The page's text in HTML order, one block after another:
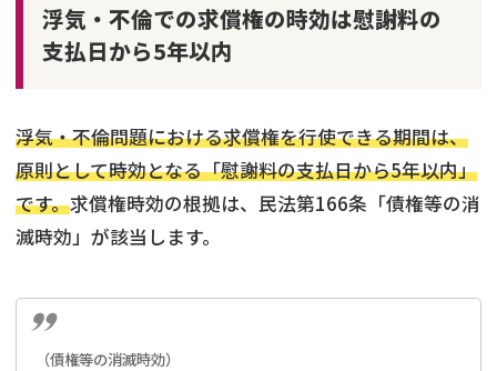
浮気・不倫での求償権の時効は慰謝料の
支払日から5年以内
浮気・不倫問題における求償権を行使できる期間は、
原則として時効となる「慰謝料の支払日から5年以内」
です。求償権時効の根拠は、民法第166条「債権等の消
滅時効」が該当します。
（債権等の消滅時効）